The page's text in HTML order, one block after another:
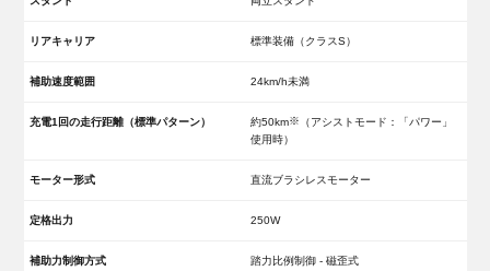
リアキャリア 標準装備（クラスS）
補助速度範囲 24km/h未満
充電1回の走行距離（標準パターン） 約50km※ （アシストモード：「パワー」
使用時）
モーター形式 直流ブラシレスモーター
定格出力 250W
補助力制御方式 踏力比例制御 - 磁歪式